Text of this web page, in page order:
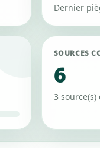
Dernier
SOURCES
6
3